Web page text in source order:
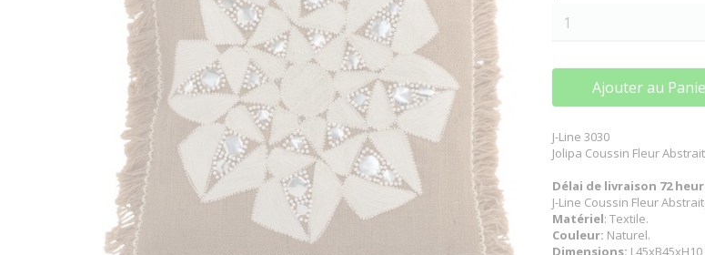
Ajouter au
J-Line 3030
Jolipa Coussin Fleur
Délai de livraison 72
J-Line Coussin Fleur
Matériel: Textile.
Couleur: Naturel.
Dimensions: L45xB45xH10